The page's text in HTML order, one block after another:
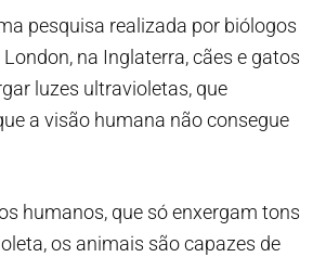
pesquisa realizada por biólogos
na Inglaterra, cães e gatos
luzes ultravioletas, que
a visão humana não consegue
humanos, que só enxergam tons
os animais são capazes de